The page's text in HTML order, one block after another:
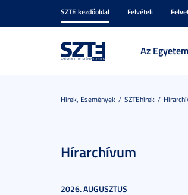
SZTE kezdőoldal Felvételi
Az
Hírek, Események SZTEhírek
Hírarchívum
2026. AUGUSZTUS